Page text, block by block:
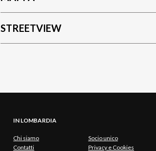
STREETVIEW
IN LOMBARDIA
Chi siamo
Socio unico
Contatti
Privacy e Cookies